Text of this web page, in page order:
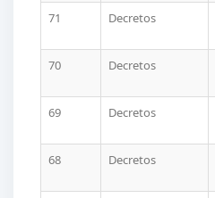
71
Decretos
70
Decretos
69
Decretos
68
Decretos